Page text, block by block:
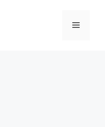
Menu